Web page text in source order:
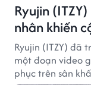
Ryujin
nhân khiến
Ryujin (ITZY) đã
một đoạn video
phục trên sân